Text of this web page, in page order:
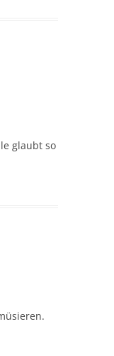
glaubt so